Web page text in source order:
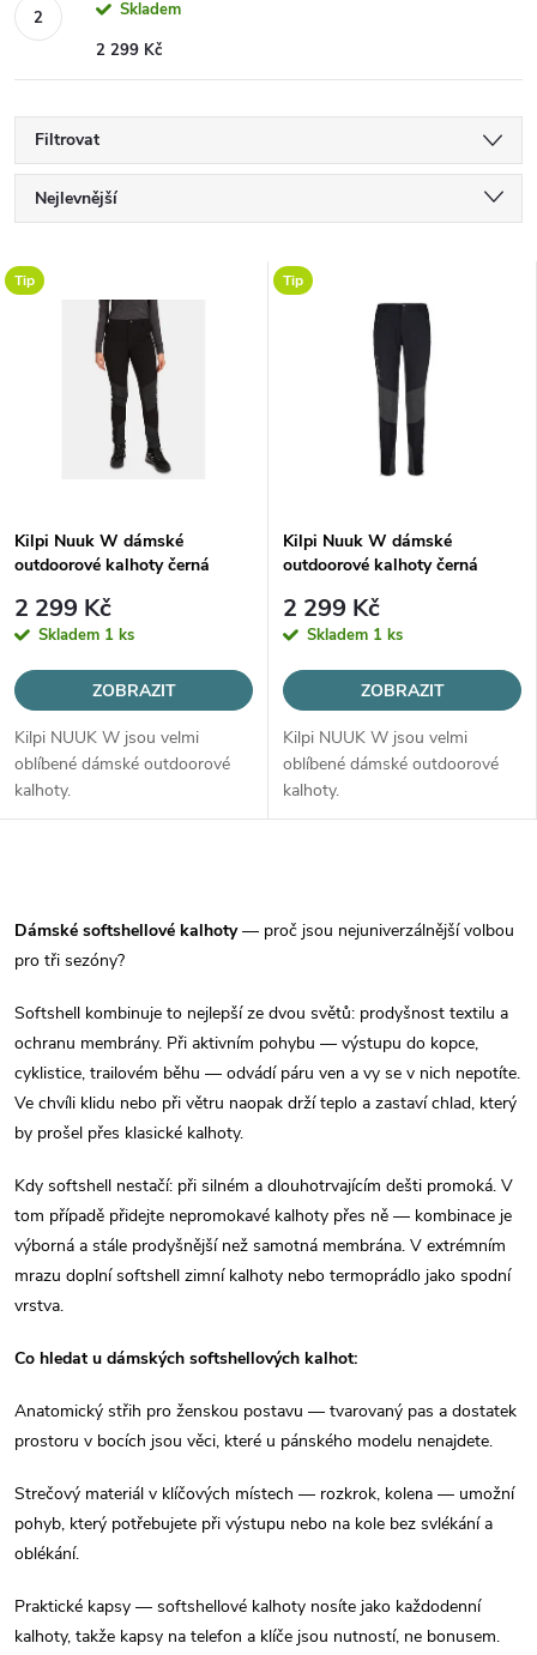
Skladem
2 299 Kč
Filtrovat
Ř
a
p
r
o
d
u
t
ů
Nejlevnější
Nejprodávanější
Abecedně
V
s
p
r
o
d
u
t
ů
Tip
Kilpi Nuuk W dámské
outdoorové kalhoty černá
2 299 Kč
Skladem 1 ks
ZOBRAZIT
Kilpi NUUK W jsou velmi
oblíbené dámské outdoorové
kalhoty.
Tip
Kilpi Nuuk W dámské
outdoorové kalhoty černá
2 299 Kč
Skladem 1 ks
ZOBRAZIT
Kilpi NUUK W jsou velmi
oblíbené dámské outdoorové
kalhoty.
v
l
á
d
a
c
í
p
r
v
k
y
v
ý
p
Dámské softshellové kalhoty— proč jsou nejuniverzálnější volbou
pro tři sezóny?
Softshell kombinuje to nejlepší ze dvou světů: prodyšnost textilu a
ochranu membrány. Při aktivním pohybu — výstupu do kopce,
cyklistice, trailovém běhu — odvádí páru ven a vy se v nich nepotíte.
Ve chvíli klidu nebo při větru naopak drží teplo a zastaví chlad, který
by prošel přes klasické kalhoty.
Kdy softshell nestačí: při silném a dlouhotrvajícím dešti promoká. V
tom případě přidejte nepromokavé kalhoty přes ně — kombinace je
výborná a stále prodyšnější než samotná membrána. V extrémním
mrazu doplní softshell zimní kalhoty nebo termoprádlo jako spodní
vrstva.
Co hledat u dámských softshellových kalhot:
Anatomický střih pro ženskou postavu — tvarovaný pas a dostatek
prostoru v bocích jsou věci, které u pánského modelu nenajdete.
Strečový materiál v klíčových místech — rozkrok, kolena — umožní
pohyb, který potřebujete při výstupu nebo na kole bez svlékání a
oblékání.
Praktické kapsy — softshellové kalhoty nosíte jako každodenní
kalhoty, takže kapsy na telefon a klíče jsou nutností, ne bonusem.